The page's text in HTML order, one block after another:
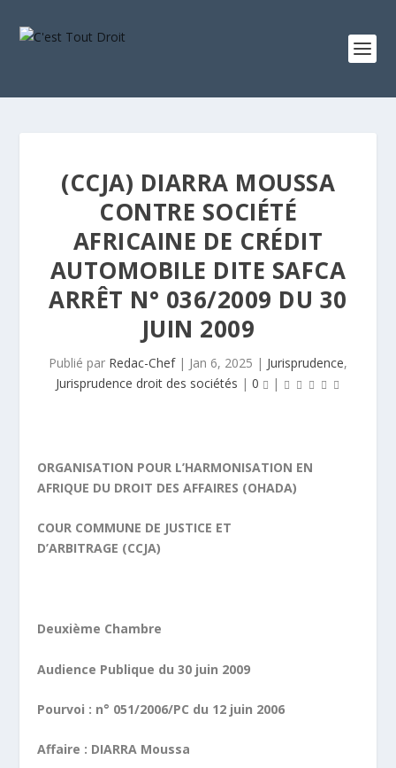
(CCJA) DIARRA MOUSSA
CONTRE SOCIÉTÉ
AFRICAINE DE CRÉDIT
AUTOMOBILE DITE SAFCA
ARRÊT N° 036/2009 DU 30
JUIN 2009
Publié par Redac-Chef| Jan 6, 2025 | Jurisprudence,
Jurisprudence droit des sociétés | 0 |
ORGANISATION POUR L’HARMONISATION EN
AFRIQUE DU DROIT DES AFFAIRES (OHADA)
COUR COMMUNE DE JUSTICE ET
D’ARBITRAGE (CCJA)
Deuxième Chambre
Audience Publique du 30 juin 2009
Pourvoi : n° 051/2006/PC du 12 juin 2006
Affaire : DIARRA Moussa